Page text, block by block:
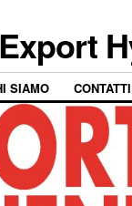
Export
SIAMO CONTATTI